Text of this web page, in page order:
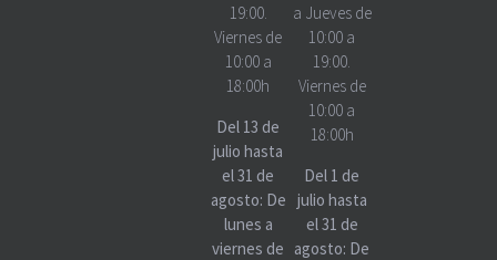
19:00.
Viernes de
10:00 a
18:00h
Del 13 de
julio hasta
el 31 de
agosto: De
lunes a
viernes de
a Jueves de
10:00 a
19:00.
Viernes de
10:00 a
18:00h
Del 1 de
julio hasta
el 31 de
agosto: De